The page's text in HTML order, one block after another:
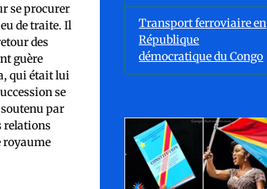
se procurer
de traite. Il
des
guère
qui était lui
se
par
relations
royaume
Transport ferroviaire en
République
démocratique du Congo